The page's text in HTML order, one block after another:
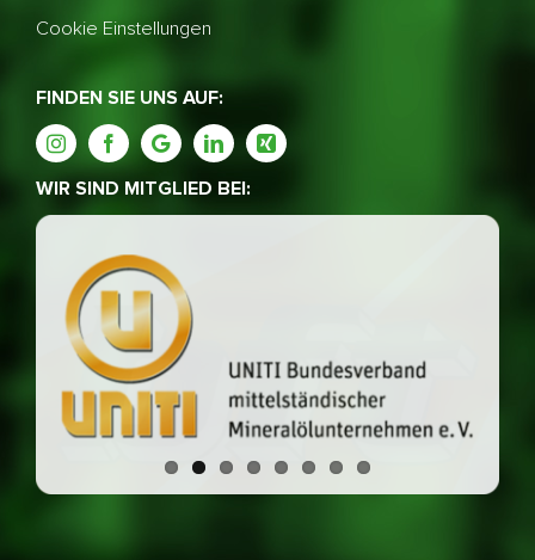
Cookie Einstellungen
FINDEN SIE UNS AUF:
WIR SIND MITGLIED BEI: